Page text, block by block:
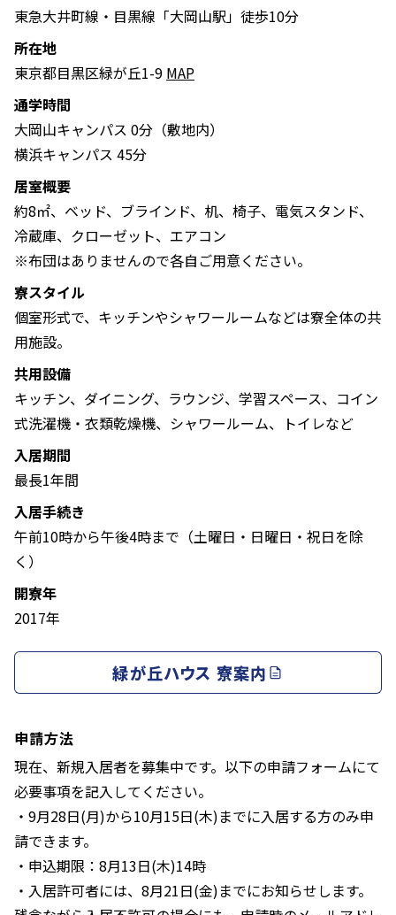
東急大井町線・目黒線「大岡山駅」徒歩10分
所在地
東京都目黒区緑が丘1-9 MAP
通学時間
大岡山キャンパス 0分（敷地内）
横浜キャンパス 45分
居室概要
約8㎡、ベッド、ブラインド、机、椅子、電気スタンド、
冷蔵庫、クローゼット、エアコン
※布団はありませんので各自ご用意ください。
寮スタイル
個室形式で、キッチンやシャワールームなどは寮全体の共
用施設。
共用設備
キッチン、ダイニング、ラウンジ、学習スペース、コイン
式洗濯機・衣類乾燥機、シャワールーム、トイレなど
入居期間
最長1年間
入居手続き
午前10時から午後4時まで（土曜日・日曜日・祝日を除
く）
開寮年
2017年
緑が丘ハウス 寮案内
申請方法
現在、新規入居者を募集中です。以下の申請フォームにて
必要事項を記入してください。
・9月28日(月)から10月15日(木)までに入居する方のみ申
請できます。
・申込期限：8月13日(木)14時
・入居許可者には、8月21日(金)までにお知らせします。